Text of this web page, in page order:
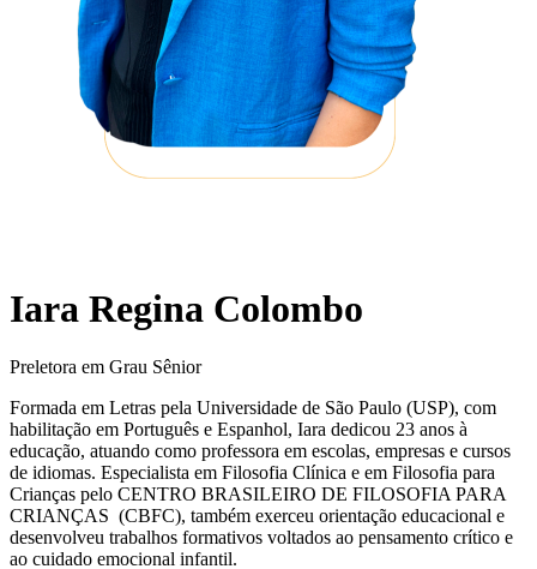
Iara Regina Colombo
Preletora em Grau Sênior
Formada em Letras pela Universidade de São Paulo (USP), com
habilitação em Português e Espanhol, Iara dedicou 23 anos à
educação, atuando como professora em escolas, empresas e cursos
de idiomas. Especialista em Filosofia Clínica e em Filosofia para
Crianças pelo CENTRO BRASILEIRO DE FILOSOFIA PARA
CRIANÇAS (CBFC), também exerceu orientação educacional e
desenvolveu trabalhos formativos voltados ao pensamento crítico e
ao cuidado emocional infantil.